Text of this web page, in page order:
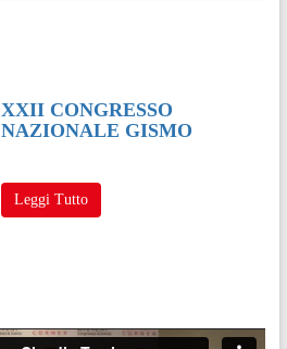
XXII CONGRESSO
NAZIONALE GISMO
Leggi Tutto